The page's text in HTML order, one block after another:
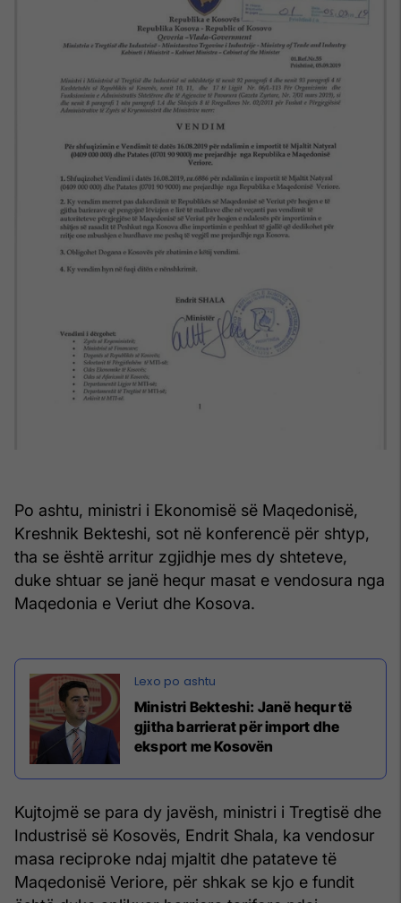
Po ashtu, ministri i Ekonomisë së Maqedonisë,
Kreshnik Bekteshi, sot në konferencë për shtyp,
tha se është arritur zgjidhje mes dy shteteve,
duke shtuar se janë hequr masat e vendosura nga
Maqedonia e Veriut dhe Kosova.
Ministri Bekteshi: Janë hequr të
gjitha barrierat për import dhe
eksport me Kosovën
Kujtojmë se para dy javësh, ministri i Tregtisë dhe
Industrisë së Kosovës, Endrit Shala, ka vendosur
masa reciproke ndaj mjaltit dhe patateve të
Maqedonisë Veriore, për shkak se kjo e fundit